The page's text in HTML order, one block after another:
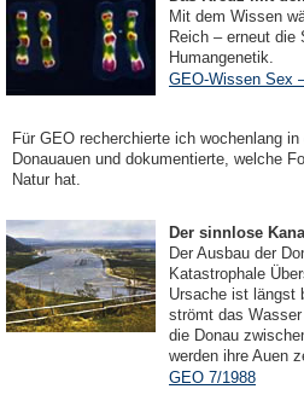
Mit dem Wissen
Reich – erneut die
Humangenetik.
GEO-Wissen Sex
Für GEO recherchierte ich wochenlang
Donauauen und dokumentierte, welche
Natur hat.
Der sinnlose
Der Ausbau der
Katastrophale
Ursache ist längst
strömt das
die Donau
werden ihre Auen
GEO 7/1988